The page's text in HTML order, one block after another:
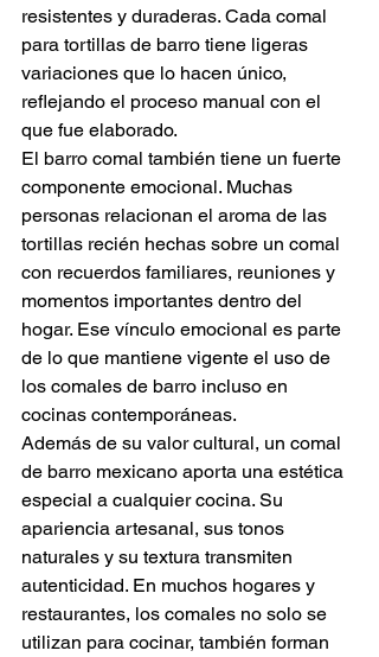
resistentes y duraderas. Cada comal
para tortillas de barro tiene ligeras
variaciones que lo hacen único,
reflejando el proceso manual con el
que fue elaborado.
El barro comal también tiene un fuerte
componente emocional. Muchas
personas relacionan el aroma de las
tortillas recién hechas sobre un comal
con recuerdos familiares, reuniones y
momentos importantes dentro del
hogar. Ese vínculo emocional es parte
de lo que mantiene vigente el uso de
los comales de barro incluso en
cocinas contemporáneas.
Además de su valor cultural, un comal
de barro mexicano aporta una estética
especial a cualquier cocina. Su
apariencia artesanal, sus tonos
naturales y su textura transmiten
autenticidad. En muchos hogares y
restaurantes, los comales no solo se
utilizan para cocinar, también forman